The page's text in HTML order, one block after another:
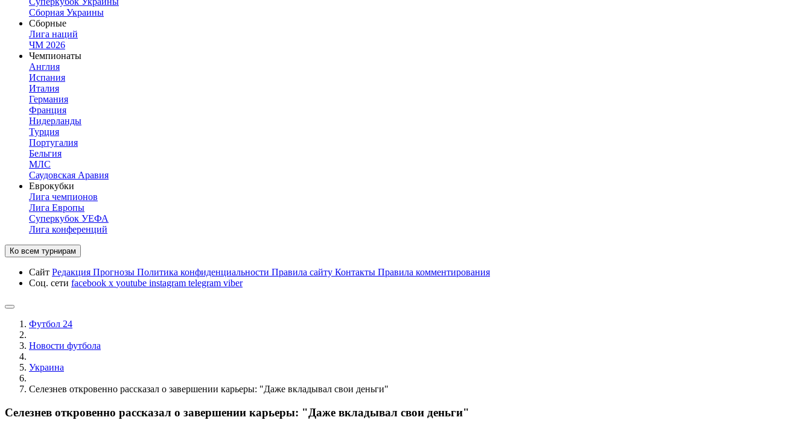
Сборная Украины
Сборные
Лига наций
ЧМ 2026
Чемпионаты
Англия
Испания
Италия
Германия
Франция
Нидерланды
Турция
Португалия
Бельгия
МЛС
Саудовская Аравия
Еврокубки
Лига чемпионов
Лига Европы
Суперкубок УЕФА
Лига конференций
Ко всем турнирам
Сайт Редакция Прогнозы Политика конфиденциальности Правила сайту Контакты Правила комментирования
Соц. сети facebook x youtube instagram telegram viber
Футбол 24
Новости футбола
Украина
Селезнев откровенно рассказал о завершении карьеры: "Даже вкладывал свои деньги"
Селезнев откровенно рассказал о завершении карьеры: "Даже вкладывал свои деньги"